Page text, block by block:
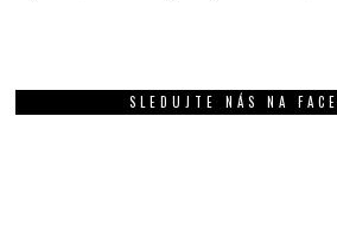
SLEDUJTE NÁS NA